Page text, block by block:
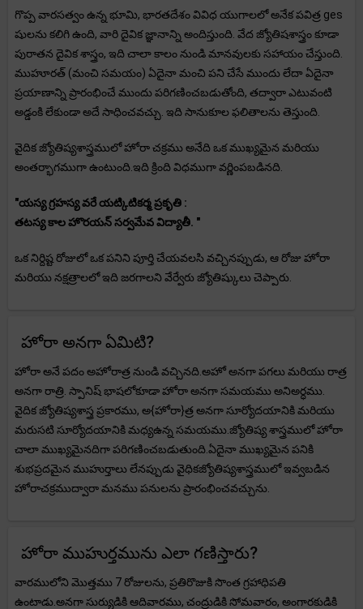
గొప్ప వారసత్వం ఉన్న భూమి, భారతదేశం వివిధ యుగాలలో అనేక పవిత్ర ges
షులను కలిగి ఉంది, వారి దైవిక జ్ఞానాన్ని అందిస్తుంది. వేద జ్యోతిషశాస్త్రం కూడా
పురాతన దైవిక శాస్త్రం, ఇది చాలా కాలం నుండి మానవులకు సహాయం చేస్తుంది.
ముహూరత్ (మంచి సమయం) ఏదైనా మంచి పని చేసే ముందు లేదా ఏదైనా
ప్రయాణాన్ని ప్రారంభించే ముందు పరిగణించబడుతోంది, తద్వారా ఎటువంటి
అడ్డంకి లేకుండా అదే సాధించవచ్చు. ఇది సానుకూల ఫలితాలను తెస్తుంది.
వైదిక జ్యోతిష్యశాస్త్రములో హోరా చక్రము అనేది ఒక ముఖ్యమైన మరియు
అంతర్భాగముగా ఉంటుంది.ఇది క్రింది విధముగా వర్ణింపబడినది.
"యస్య గ్రహస్య వరే యట్కిటికర్మ ప్రకృతి :
తటస్య కాల హొరయన్ సర్వమేవ విద్యాతీ. "
ఒక నిర్దిష్ట రోజులో ఒక పనిని పూర్తి చేయవలసి వచ్చినప్పుడు, ఆ రోజు హోరా
మరియు నక్షత్రాలలో ఇది జరగాలని వేర్వేరు జ్యోతిష్కులు చెప్పారు.
హోరా అనగా ఏమిటి?
హోరా అనే పదం అహోరాత్ర నుండి వచ్చినది.అహో అనగా పగలు మరియు రాత్ర
అనగా రాత్రి. స్పానిష్ భాషలోకూడా హోరా అనగా సమయము అనిఅర్ధము.
వైదిక జ్యోతిష్యశాస్త్ర ప్రకారము, అ{హోరా}త్ర అనగా సూర్యోదయానికి మరియు
మరుసటి సూర్యోదయానికి మధ్యఉన్న సమయము.జ్యోతిష్య శాస్త్రములో హోరా
చాలా ముఖ్యమైనదిగా పరిగణించబడుతుంది.ఏదైనా ముఖ్యమైన పనికి
శుభప్రదమైన ముహుర్తాలు లేనప్పుడు వైధికజ్యోతిష్యశాస్త్రములో ఇవ్వబడిన
హోరాచక్రముద్వారా మనము పనులను ప్రారంభించవచ్చును.
హోరా ముహుర్తమును ఎలా గణిస్తారు?
వారములోని మొత్తము 7 రోజులను, ప్రతిరొజుకి సొంత గ్రహాధిపతి
ఉంటాడు.అనగా సుర్యుడికి ఆదివారము, చంద్రుడికి సోమవారం, అంగారకుడికి